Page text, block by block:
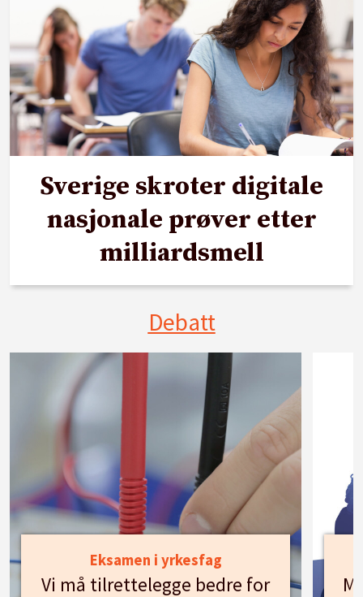
Sverige skroter digitale
nasjonale prøver etter
milliardsmell
Debatt
Eksamen i yrkesfag
Vi må tilrettelegge bedre for